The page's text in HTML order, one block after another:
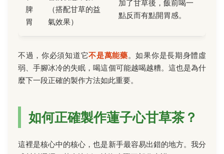
脾
胃
（搭配甘草的益
氣效果）
加了甘草後，飯前喝一
點反而有點開胃感。
不過，你必須知道它不是萬能藥。如果你是長期身體虛
弱、手腳冰冷的失眠，喝這個可能越喝越糟。這也是為什
麼下一段正確的製作方法如此重要。
如何正確製作蓮子心甘草茶？
這裡是核心中的核心，也是新手最容易出錯的地方。我分